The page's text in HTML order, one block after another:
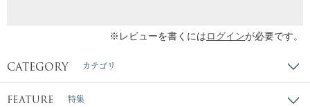
※レビューを書くにはログインが必要です。
CATEGORY カテゴリ
FEATURE 特集